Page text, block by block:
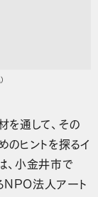
を通して、その
のヒントを探るイ
、小金井市で
NPO法人アート